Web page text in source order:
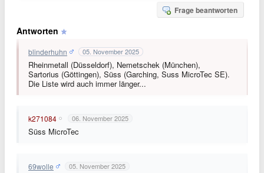
Frage beantworten
Antworten
blinderhuhn 05. November 2025
Rheinmetall (Düsseldorf), Nemetschek (München),
Sartorius (Göttingen), Süss (Garching, Suss MicroTec SE).
Die Liste wird auch immer länger...
k271084 06. November 2025
Süss MicroTec
69wolle 05. November 2025